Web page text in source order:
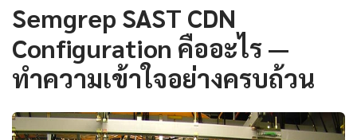
Semgrep SAST CDN
Configuration คืออะไร —
ทำความเข้าใจอย่างครบถ้วน